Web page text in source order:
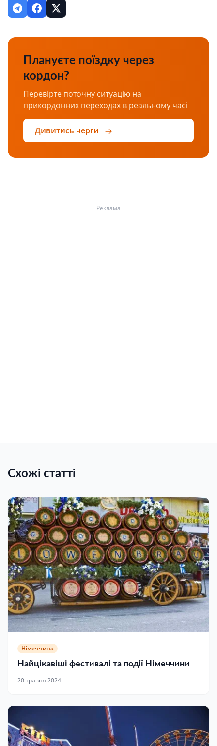
Плануєте поїздку через
кордон?
Перевірте поточну ситуацію на
прикордонних переходах в реальному часі
Дивитись черги
Реклама
Схожі статті
Німеччина
Найцікавіші фестивалі та події Німеччини
20 травня 2024